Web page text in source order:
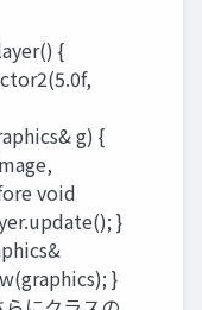
{
g) {
void
}
}